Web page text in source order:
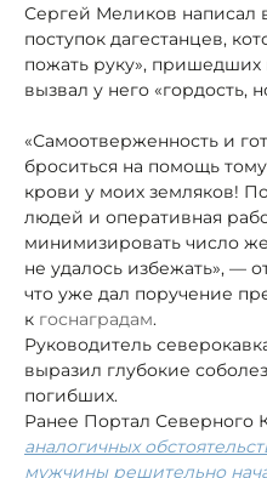
Сергей Меликов написал
поступок дагестанцев,
пожать руку»,
вызвал у него «гордость,
«Самоотверженность и
броситься на помощь
крови у моих земляков!
людей и оперативная
минимизировать число
не удалось избежать», —
что уже дал поручение
к госнаградам.
Руководитель
выразил глубокие
погибших.
Ранее Портал Северного
аналогичных
мужчины решительно